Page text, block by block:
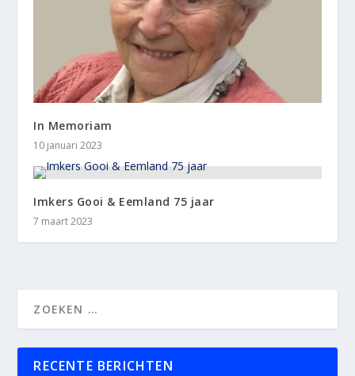
In Memoriam
10 januari 2023
Imkers Gooi & Eemland 75 jaar
7 maart 2023
RECENTE BERICHTEN